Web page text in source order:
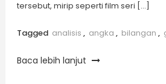
tersebut, mirip seperti film seri […]
Tagged analisis , angka , bilangan ,
Baca lebih lanjut